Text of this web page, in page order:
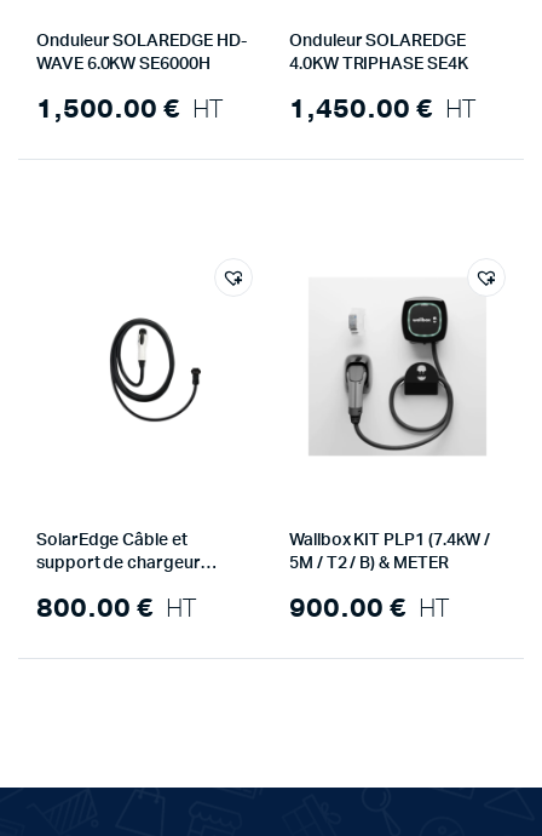
Onduleur SOLAREDGE HD-
WAVE 6.0KW SE6000H
1,500.00 € HT
Onduleur SOLAREDGE
4.0KW TRIPHASE SE4K
1,450.00 € HT
SolarEdge Câble et
support de chargeur
32A
800.00 € HT
Wallbox KIT PLP1 (7.4kW /
5M / T2 / B) & METER
900.00 € HT